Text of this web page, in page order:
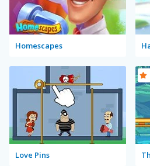
Homescapes
Love Pins